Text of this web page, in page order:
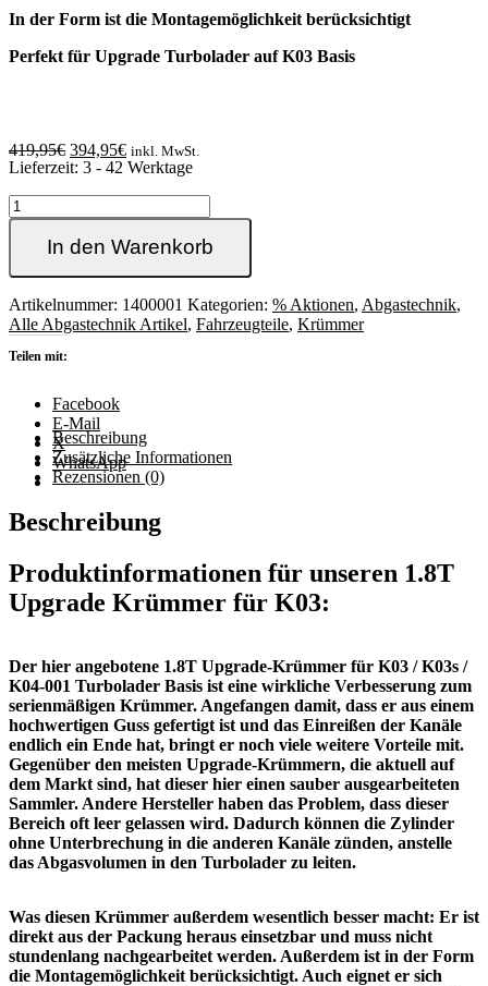
In der Form ist die Montagemöglichkeit berücksichtigt
Perfekt für Upgrade Turbolader auf K03 Basis
419,95€ Ursprünglicher
Preis
394,95€Aktueller
Preis
inkl. MwSt.
Lieferzeit: 3 - 42 Werktage
1.8T
Upgrade
Krümmer
K03
/
K03s
/
K04-
Turbolader
(quer)
Menge
In den Warenkorb
Artikelnummer: 1400001 Kategorien: % Aktionen, Abgastechnik,
Alle Abgastechnik Artikel, Fahrzeugteile, Krümmer
Teilen mit:
Facebook
E-Mail
X
WhatsApp
Beschreibung
Zusätzliche Informationen
Rezensionen (0)
Beschreibung
Produktinformationen für unseren 1.8T
Upgrade Krümmer für K03:
Der hier angebotene 1.8T Upgrade-Krümmer für K03 / K03s /
K04-001 Turbolader Basis ist eine wirkliche Verbesserung zum
serienmäßigen Krümmer. Angefangen damit, dass er aus einem
hochwertigen Guss gefertigt ist und das Einreißen der Kanäle
endlich ein Ende hat, bringt er noch viele weitere Vorteile mit.
Gegenüber den meisten Upgrade-Krümmern, die aktuell auf
dem Markt sind, hat dieser hier einen sauber ausgearbeiteten
Sammler. Andere Hersteller haben das Problem, dass dieser
Bereich oft leer gelassen wird. Dadurch können die Zylinder
ohne Unterbrechung in die anderen Kanäle zünden, anstelle
das Abgasvolumen in den Turbolader zu leiten.
Was diesen Krümmer außerdem wesentlich besser macht: Er ist
direkt aus der Packung heraus einsetzbar und muss nicht
stundenlang nachgearbeitet werden. Außerdem ist in der Form
die Montagemöglichkeit berücksichtigt. Auch eignet er sich